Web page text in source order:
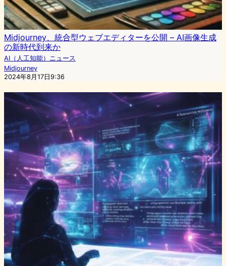
Midjourney、統合型ウェブエディターを公開 – AI画像生成
の新時代到来か
AI（人工知能）ニュース
Midjourney
2024年8月17日9:36